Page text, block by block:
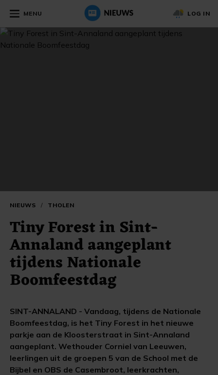
MENU LOG IN
NIEUWS / THOLEN
Tiny Forest in Sint-
Annaland aangeplant
tijdens Nationale
Boomfeestdag
SINT-ANNALAND - Vandaag, tijdens de Nationale
Boomfeestdag, is het Tiny Forest in het nieuwe
parkje aan de Kloosterstraat in Sint-Annaland
aangeplant. Wethouder Corniel van Leeuwen,
leerlingen uit de groepen 5 van de School met de
Bijbel en OBS de Casembroot, leerkrachten,